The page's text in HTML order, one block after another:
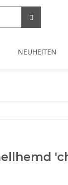
NEUHEITEN